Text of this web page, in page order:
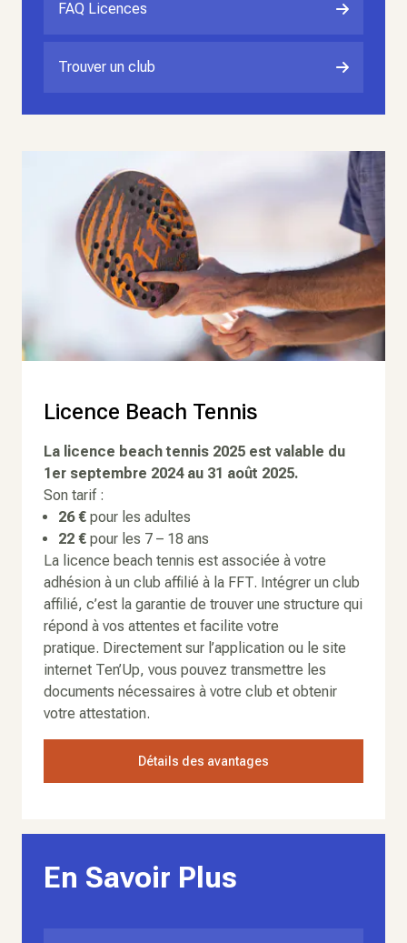
FAQ Licences
Trouver un club
Licence Beach Tennis
La licence beach tennis 2025 est valable du
1er septembre 2024 au 31 août 2025.
Son tarif :
26 € pour les adultes
22 € pour les 7 – 18 ans
La licence beach tennis est associée à votre
adhésion à un club affilié à la FFT. Intégrer un club
affilié, c’est la garantie de trouver une structure qui
répond à vos attentes et facilite votre
pratique. Directement sur l’application ou le site
internet Ten’Up, vous pouvez transmettre les
documents nécessaires à votre club et obtenir
votre attestation.
Détails des avantages
En Savoir Plus